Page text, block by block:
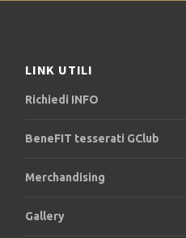
LINK UTILI
Richiedi INFO
BeneFIT tesserati GClub
Merchandising
Gallery